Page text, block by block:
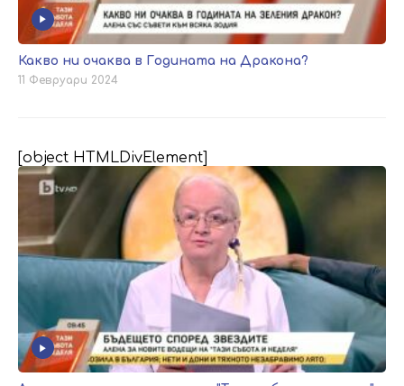
Какво ни очаква в Годината на Дракона?
11 Февруари 2024
[object HTMLDivElement]